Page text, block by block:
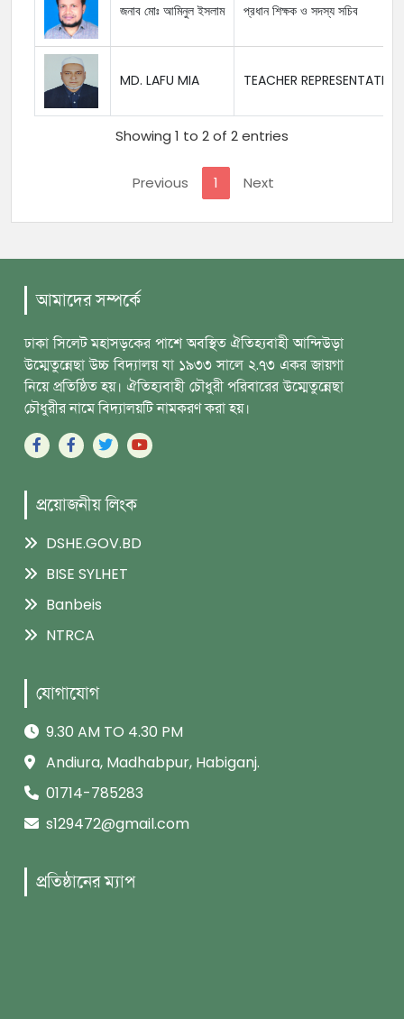
জনাব মোঃ আমিনুল ইসলাম প্রধান ‍শিক্ষক ও সদস্য সচিব
MD. LAFU MIA TEACHER REPRESENTATIVE
Showing 1 to 2 of 2 entries
Previous 1 Next
আমাদের সম্পর্কে
ঢাকা সিলেট মহাসড়কের পাশে অবস্থিত ঐতিহ্যবাহী আন্দিউড়া
উম্মেতুন্নেছা উচ্চ বিদ্যালয় যা ১৯৩৩ সালে ২.৭৩ একর জায়গা
নিয়ে প্রতিষ্ঠিত হয়। ঐতিহ্যবাহী চৌধুরী পরিবারের উম্মেতুন্নেছা
চৌধুরীর নামে বিদ্যালয়টি নামকরণ করা হয়।
প্রয়োজনীয় লিংক
DSHE.GOV.BD
BISE SYLHET
Banbeis
NTRCA
যোগাযোগ
9.30 AM TO 4.30 PM
Andiura, Madhabpur, Habiganj.
01714-785283
s129472@gmail.com
প্রতিষ্ঠানের ম্যাপ